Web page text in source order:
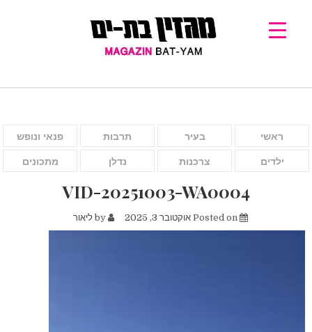
ראשי בעיר תרבות פנאי ונופש
ילדים צרכנות נדלן מתכונים
VID-20251003-WA0004
Posted on אוקטובר 3, 2025 by
ליאור